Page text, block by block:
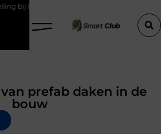
Onzichtbare sokken met maximaal
prefab daken in de
bouw